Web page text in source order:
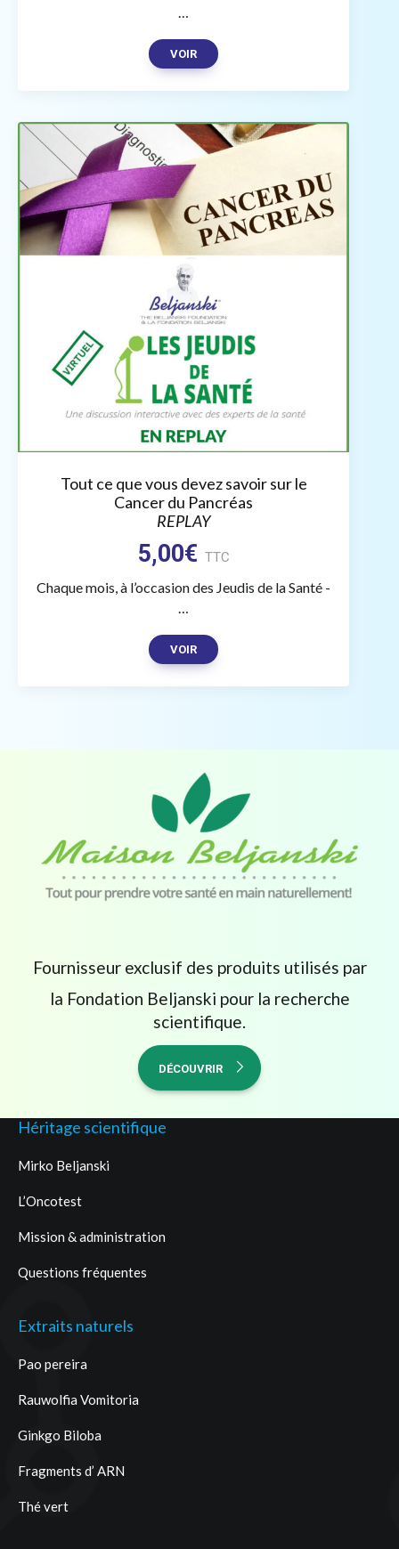
…
VOIR
Tout ce que vous devez savoir sur le
Cancer du Pancréas
REPLAY
5,00€ TTC
Chaque mois, à l’occasion des Jeudis de la Santé -
…
VOIR
Fournisseur exclusif des produits utilisés par
la Fondation Beljanski pour la recherche
scientifique.
DÉCOUVRIR
Héritage scientifique
Mirko Beljanski
L’Oncotest
Mission & administration
Questions fréquentes
Extraits naturels
Pao pereira
Rauwolfia Vomitoria
Ginkgo Biloba
Fragments d’ ARN
Thé vert